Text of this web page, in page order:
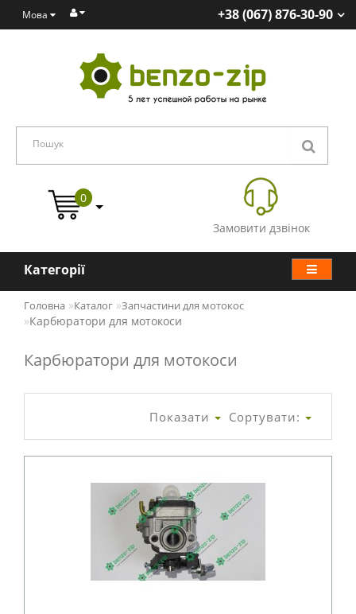
Мова +38 (067) 876-30-90
Замовити дзвінок
0
Категорії
Головна Каталог Запчастини для мотокос
Карбюратори для мотокоси
Карбюратори для мотокоси
Сортувати:
Показати